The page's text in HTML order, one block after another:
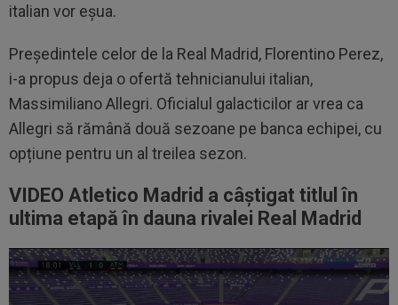
italian vor eşua.
Președintele celor de la Real Madrid, Florentino Perez,
i-a propus deja o ofertă tehnicianului italian,
Massimiliano Allegri. Oficialul galacticilor ar vrea ca
Allegri să rămână două sezoane pe banca echipei, cu
opțiune pentru un al treilea sezon.
VIDEO Atletico Madrid a câștigat titlul în
ultima etapă în dauna rivalei Real Madrid